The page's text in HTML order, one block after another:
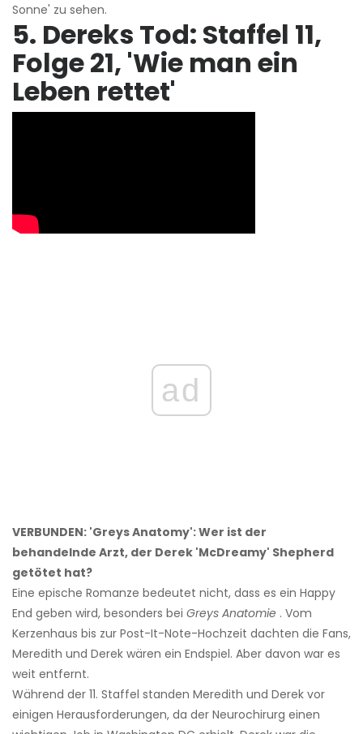
Sonne' zu sehen.
5. Dereks Tod: Staffel 11,
Folge 21, 'Wie man ein
Leben rettet'
ad
VERBUNDEN: 'Greys Anatomy': Wer ist der
behandelnde Arzt, der Derek 'McDreamy' Shepherd
getötet hat?
Eine epische Romanze bedeutet nicht, dass es ein Happy
End geben wird, besonders bei Greys Anatomie . Vom
Kerzenhaus bis zur Post-It-Note-Hochzeit dachten die Fans,
Meredith und Derek wären ein Endspiel. Aber davon war es
weit entfernt.
Während der 11. Staffel standen Meredith und Derek vor
einigen Herausforderungen, da der Neurochirurg einen